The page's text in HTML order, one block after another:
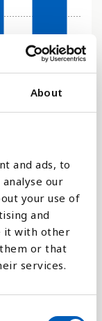
About
and ads, to
our
your use of
and
it with other
or that
services.
2023